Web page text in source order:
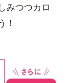
みつつカロ
！